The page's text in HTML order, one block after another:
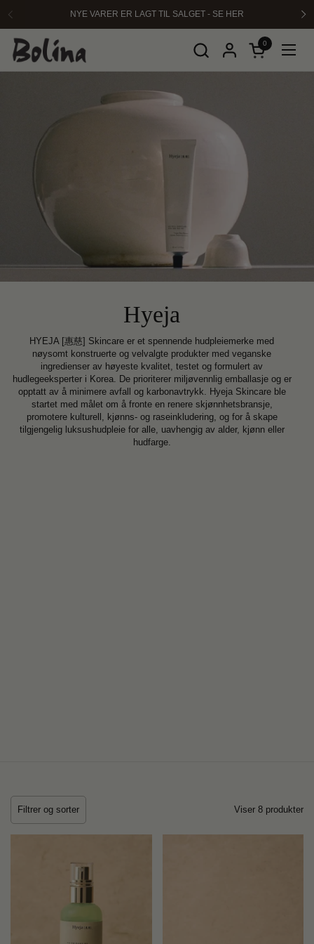
Forrige
NYE VARER ER LAGT TIL SALGET - SE HER
Åpen kurven
0
Åpne
Hyeja
HYEJA [惠慈] Skincare er et spennende hudpleiemerke med
nøysomt konstruerte og velvalgte produkter med veganske
ingredienser av høyeste kvalitet, testet og formulert av
hudlegeeksperter i Korea. De prioriterer miljøvennlig emballasje og er
opptatt av å minimere avfall og karbonavtrykk. Hyeja Skincare ble
startet med målet om å fronte en renere skjønnhetsbransje,
promotere kulturell, kjønns- og raseinkludering, og for å skape
tilgjengelig luksushudpleie for alle, uavhengig av alder, kjønn eller
hudfarge.
Filtrer og sorter Viser 8 produkter